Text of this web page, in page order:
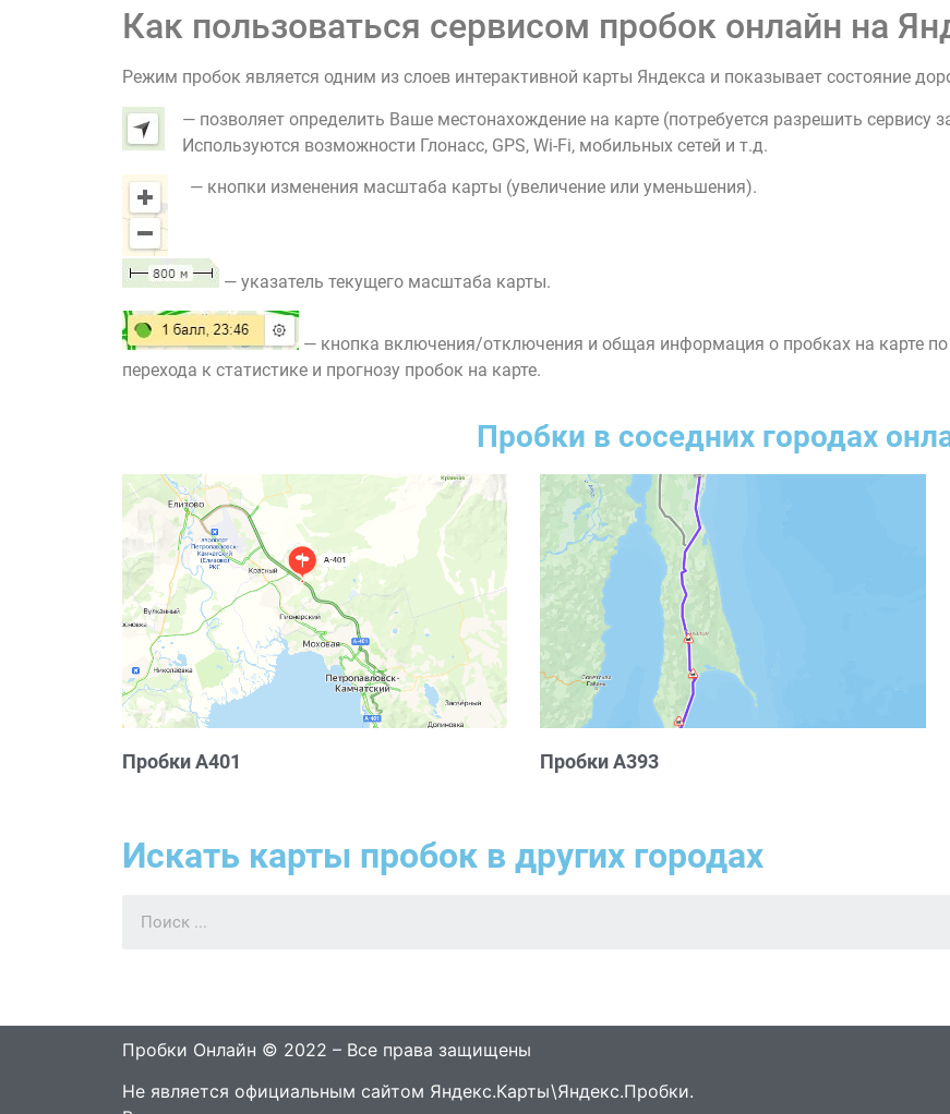
Как пользоваться сервисом пробок онлайн на
Режим пробок является одним из слоев интерактивной карты Яндекса и показывает состояние
— позволяет определить Ваше местонахождение на карте (потребуется разрешить сервису
Используются возможности Глонасс, GPS, Wi-Fi, мобильных сетей и т.д.
— кнопки изменения масштаба карты (увеличение или уменьшения).
— указатель текущего масштаба карты.
— кнопка включения/отключения и общая информация о пробках на карте
перехода к статистике и прогнозу пробок на карте.
Пробки в соседних городах
Пробки А401 Пробки А393
Искать карты пробок в других городах
Пробки Онлайн © 2022 – Все права защищены
Не является официальным сайтом Яндекс.Карты\Яндекс.Пробки.